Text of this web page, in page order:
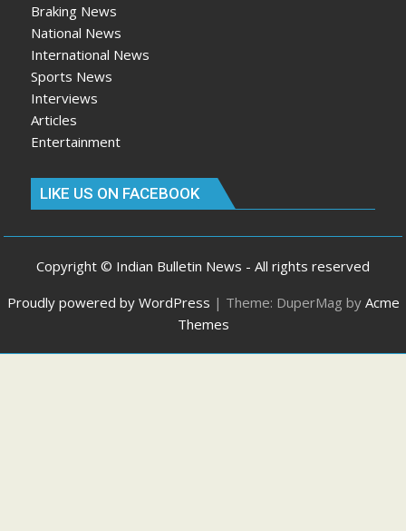
Braking News
National News
International News
Sports News
Interviews
Articles
Entertainment
LIKE US ON FACEBOOK
Copyright © Indian Bulletin News - All rights reserved
Proudly powered by WordPress | Theme: DuperMag by Acme
Themes